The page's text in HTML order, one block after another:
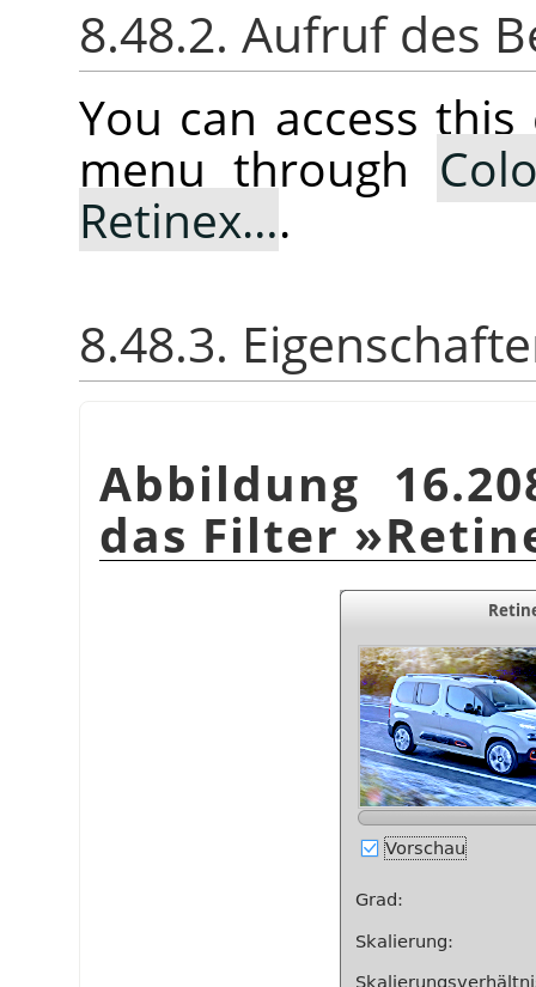
8.48.2. Aufruf des
You can access
menu through
Retinex….
8.48.3.
Abbildung
das Filter